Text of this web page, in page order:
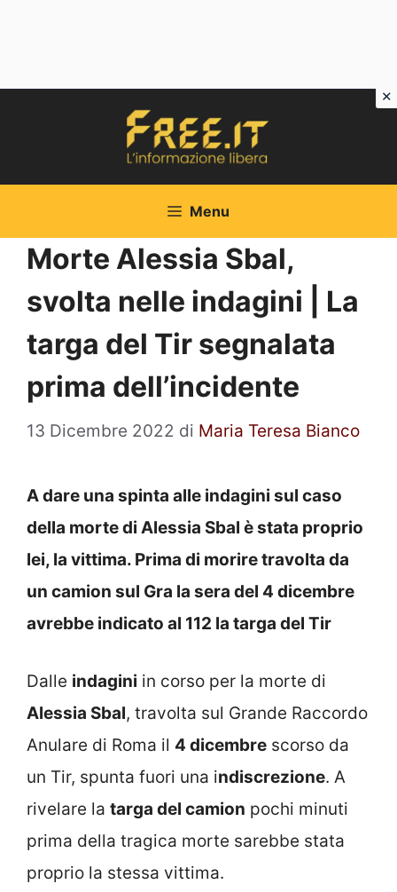
Menu
Morte Alessia Sbal,
svolta nelle indagini | La
targa del Tir segnalata
prima dell’incidente
13 Dicembre 2022 di Maria Teresa Bianco
A dare una spinta alle indagini sul caso
della morte di Alessia Sbal è stata proprio
lei, la vittima. Prima di morire travolta da
un camion sul Gra la sera del 4 dicembre
avrebbe indicato al 112 la targa del Tir
Dalle indagini in corso per la morte di
Alessia Sbal, travolta sul Grande Raccordo
Anulare di Roma il 4 dicembre scorso da
un Tir, spunta fuori una indiscrezione. A
rivelare la targa del camion pochi minuti
prima della tragica morte sarebbe stata
proprio la stessa vittima.